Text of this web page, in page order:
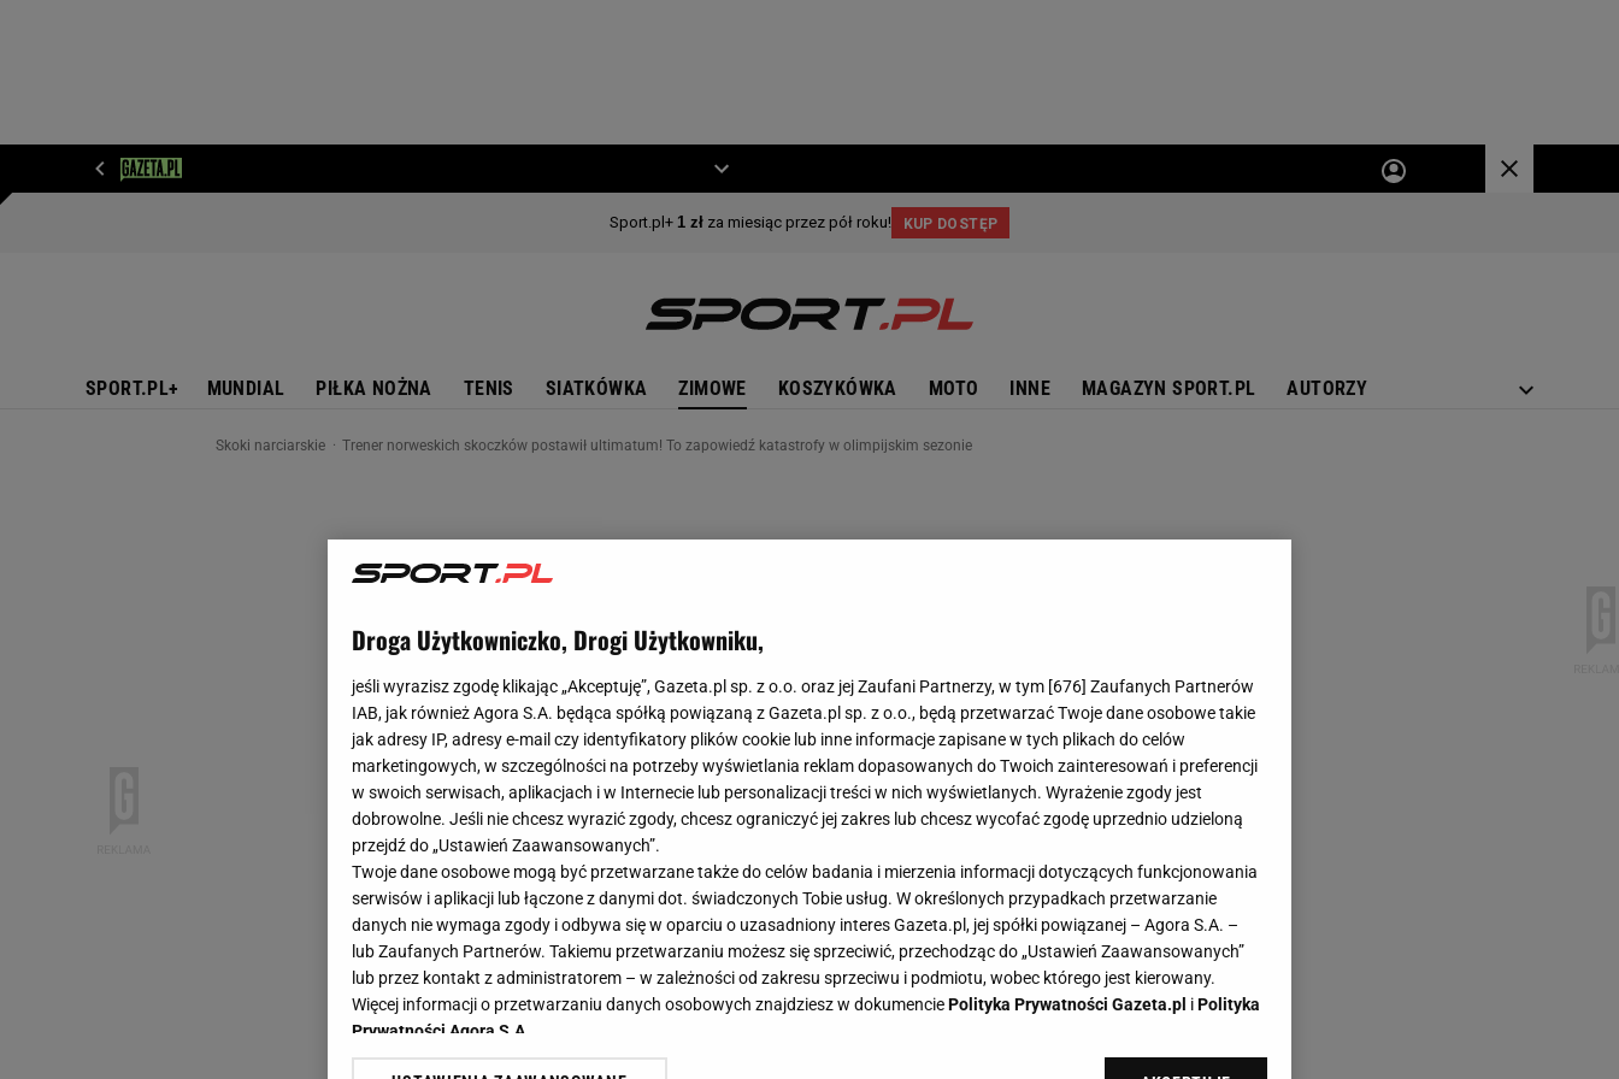
SPORT.PL+ MUNDIAL PIŁKA NOŻNA TENIS SIATKÓWKA ZIMOWE KOSZYKÓWKA MOTO INNE MAGAZYN SPORT.PL AUTORZY
Skoki narciarskie Trener norweskich skoczków postawił ultimatum! To zapowiedź katastrofy w olimpijskim sezonie
Droga Użytkowniczko, Drogi Użytkowniku,
jeśli wyrazisz zgodę klikając „Akceptuję”, Gazeta.pl sp. z o.o. oraz jej Zaufani Partnerzy, w tym [676] Zaufanych Partnerów
IAB, jak również Agora S.A. będąca spółką powiązaną z Gazeta.pl sp. z o.o., będą przetwarzać Twoje dane osobowe takie
jak adresy IP, adresy e-mail czy identyfikatory plików cookie lub inne informacje zapisane w tych plikach do celów
marketingowych, w szczególności na potrzeby wyświetlania reklam dopasowanych do Twoich zainteresowań i preferencji
w swoich serwisach, aplikacjach i w Internecie lub personalizacji treści w nich wyświetlanych. Wyrażenie zgody jest
dobrowolne. Jeśli nie chcesz wyrazić zgody, chcesz ograniczyć jej zakres lub chcesz wycofać zgodę uprzednio udzieloną
przejdź do „Ustawień Zaawansowanych”.
Twoje dane osobowe mogą być przetwarzane także do celów badania i mierzenia informacji dotyczących funkcjonowania
serwisów i aplikacji lub łączone z danymi dot. świadczonych Tobie usług. W określonych przypadkach przetwarzanie
danych nie wymaga zgody i odbywa się w oparciu o uzasadniony interes Gazeta.pl, jej spółki powiązanej – Agora S.A. –
lub Zaufanych Partnerów. Takiemu przetwarzaniu możesz się sprzeciwić, przechodząc do „Ustawień Zaawansowanych”
lub przez kontakt z administratorem – w zależności od zakresu sprzeciwu i podmiotu, wobec którego jest kierowany.
Więcej informacji o przetwarzaniu danych osobowych znajdziesz w dokumenciePolityka Prywatności Gazeta.pl iPolityka
Prywatności Agora S.A.